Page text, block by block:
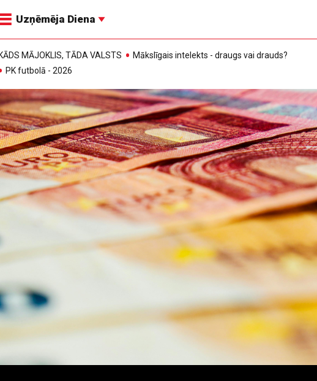
Uzņēmēja Diena
MĀJOKLIS, TĀDA VALSTS
Mākslīgais intelekts - draugs vai drauds?
PK futbolā - 2026